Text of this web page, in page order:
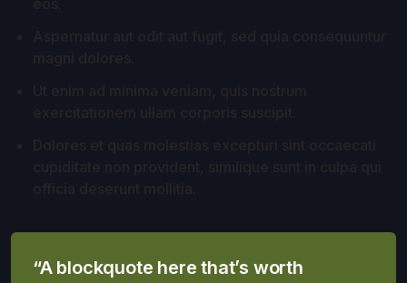
“A blockquote here that’s worth